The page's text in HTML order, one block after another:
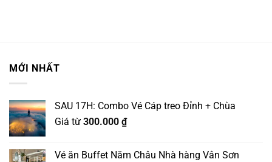
MỚI NHẤT
SAU 17H: Combo Vé Cáp treo Đỉnh + Chùa
Giá từ 300.000 ₫
Vé ăn Buffet Năm Châu Nhà hàng Vân Sơn